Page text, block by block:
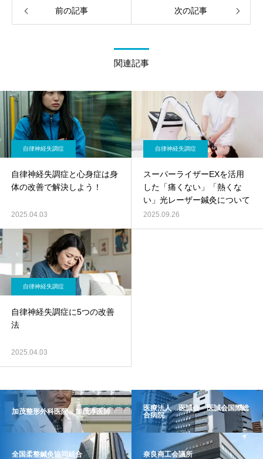
前の記事 次の記事
関連記事
自律神経失調症
自律神経失調症と心身症は身
体の改善で解決しよう！
2025.04.03
自律神経失調症
スーパーライザーEXを活用
した「痛くない」「熱くな
い」光レーザー鍼灸について
2025.09.26
自律神経失調症
自律神経失調症に5つの改善
法
2025.04.03
加茂整形外科医院 加茂淳医師
医療法人 医誠会 医誠会国際総
合病院
全国柔整鍼灸協同組合 奈良商工会議所